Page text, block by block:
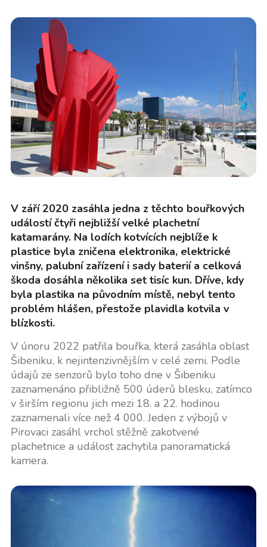
V září 2020 zasáhla jedna z těchto bouřkových
událostí čtyři nejbližší velké plachetní
katamarány. Na lodích kotvících nejblíže k
plastice byla zničena elektronika, elektrické
vinšny, palubní zařízení i sady baterií a celková
škoda dosáhla několika set tisíc kun. Dříve, kdy
byla plastika na původním místě, nebyl tento
problém hlášen, přestože plavidla kotvila v
blízkosti.
V únoru 2022 patřila bouřka, která zasáhla oblast
Šibeniku, k nejintenzivnějším v celé zemi. Podle
údajů ze senzorů bylo toho dne v Šibeniku
zaznamenáno přibližně 500 úderů blesku, zatímco
v širším regionu jich mezi 18. a 22. hodinou
zaznamenali více než 4 000. Jeden z výbojů v
Pirovaci zasáhl vrchol stěžně zakotvené
plachetnice a událost zachytila panoramatická
kamera.